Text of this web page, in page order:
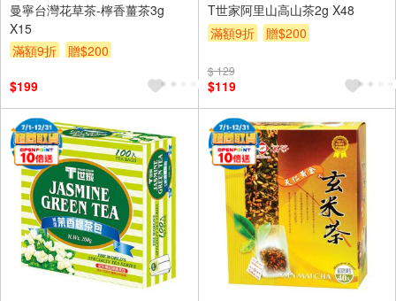
曼寧台灣花草茶-檸香薑茶3g
X15
滿額9折
贈$200
$199
T世家阿里山高山茶2g X48
滿額9折
贈$200
$ 129
$119